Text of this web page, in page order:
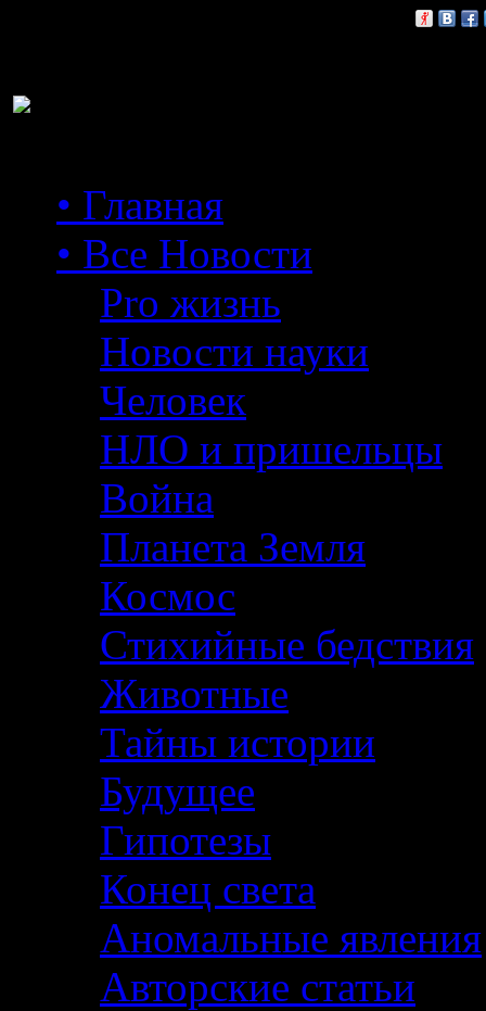
• Главная
• Все Новости
Pro жизнь
Новости науки
Человек
НЛО и пришельцы
Война
Планета Земля
Космос
Стихийные бедствия
Животные
Тайны истории
Будущее
Гипотезы
Конец света
Аномальные явления
Авторские статьи